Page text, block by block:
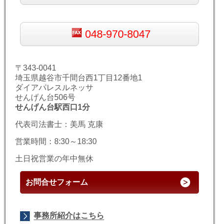
048-970-8047
〒343-0041
埼玉県越谷市千間台西1丁目12番地1
ダイアパレスルネッサ
せんげん台506号
せんげん台駅西口1分
代表司法書士：美馬 克康
営業時間：8:30～18:30
土日祝営業の年中無休
お問合せフォーム
事務所紹介はこちら